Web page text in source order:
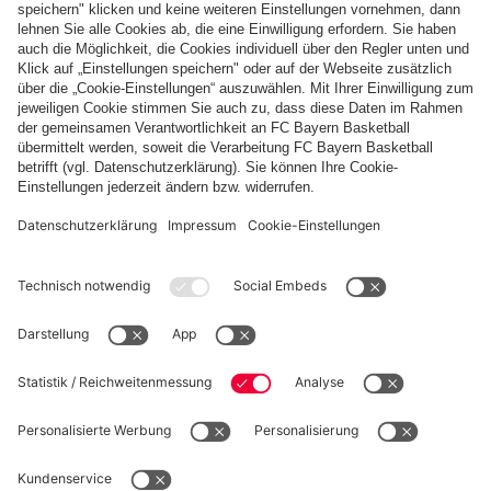
Zahlung & Lieferung
FC Bayern Store App
WIDERRUF
Datenschutz
Cookie Details